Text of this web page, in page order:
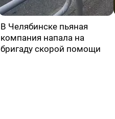
В Челябинске пьяная
компания напала на
бригаду скорой помощи